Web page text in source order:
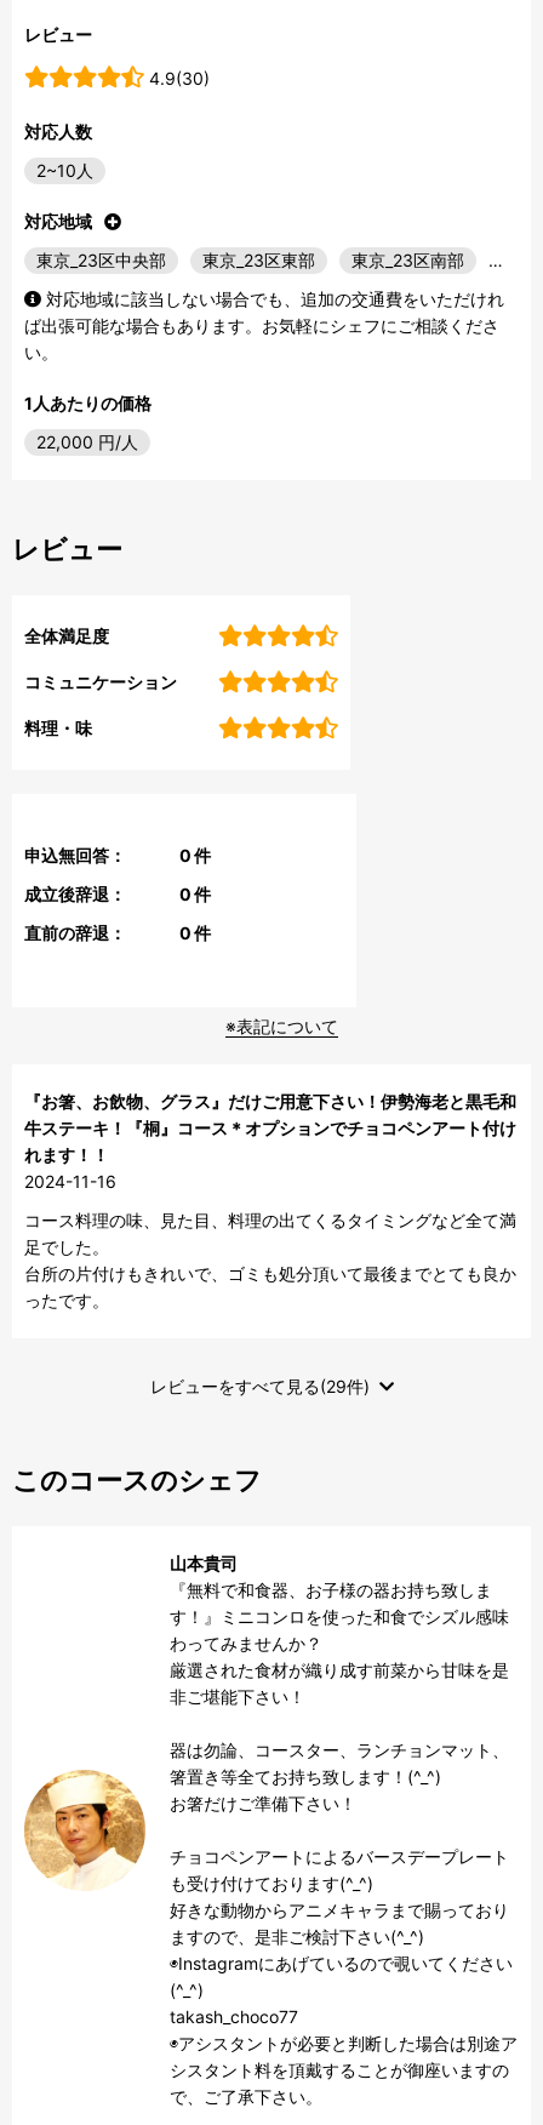
レビュー
4.9(30)
対応人数
2~10人
対応地域
東京_23区中央部
東京_23区東部 東京_23区南部
…
対応地域に該当しない場合でも、追加の交通費をいただけれ
ば出張可能な場合もあります。お気軽にシェフにご相談くださ
い。
1人あたりの価格
22,000 円/人
レビュー
全体満足度
コミュニケーション
料理・味
申込無回答： 0件
成立後辞退：
0件
直前の辞退：
0件
※表記について
『お箸、お飲物、グラス』だけご用意下さい！伊勢海老と黒毛和
牛ステーキ！『桐』コース＊オプションでチョコペンアート付け
れます！！
2024-11-16
コース料理の味、見た目、料理の出てくるタイミングなど全て満
足でした。
台所の片付けもきれいで、ゴミも処分頂いて最後までとても良か
ったです。
レビューをすべて見る(29件)
このコースのシェフ
山本貴司
『無料で和食器、お子様の器お持ち致しま
す！』ミニコンロを使った和食でシズル感味
わってみませんか？
厳選された食材が織り成す前菜から甘味を是
非ご堪能下さい！
器は勿論、コースター、ランチョンマット、
箸置き等全てお持ち致します！(^_^)
お箸だけご準備下さい！
チョコペンアートによるバースデープレート
も受け付けております(^_^)
好きな動物からアニメキャラまで賜っており
ますので、是非ご検討下さい(^_^)
◉Instagramにあげているので覗いてください
(^_^)
takash_choco77
◉アシスタントが必要と判断した場合は別途ア
シスタント料を頂戴することが御座いますの
で、ご了承下さい。